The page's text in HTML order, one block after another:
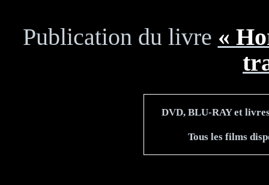
Publication du livre «
DVD, BLU-RAY et
Tous les films